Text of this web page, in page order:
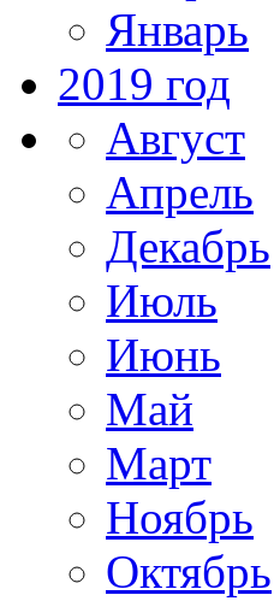
Январь
2019 год
Август
Апрель
Декабрь
Июль
Июнь
Май
Март
Ноябрь
Октябрь